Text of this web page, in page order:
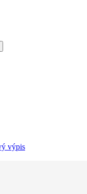
výpis